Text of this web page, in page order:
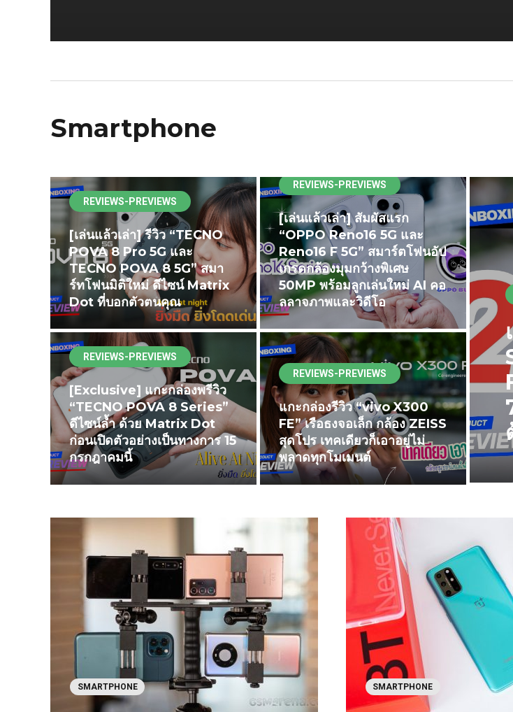
Smartphone
REVIEWS-PREVIEWS
[เล่นแล้วเล่า] รีวิว “TECNO
POVA 8 Pro 5G และ
TECNO POVA 8 5G” สมา
ร์ทโฟนมิติใหม่ ดีไซน์ Matrix
Dot ที่บอกตัวตนคุณ
REVIEWS-PREVIEWS
[Exclusive] แกะกล่องพรีวิว
“TECNO POVA 8 Series”
ดีไซน์ล้ำ ด้วย Matrix Dot
ก่อนเปิดตัวอย่างเป็นทางการ 15
กรกฎาคมนี้
REVIEWS-PREVIEWS
[เล่นแล้วเล่า] สัมผัสแรก
“OPPO Reno16 5G และ
Reno16 F 5G” สมาร์ตโฟนอัป
เกรดกล้องมุมกว้างพิเศษ
50MP พร้อมลูกเล่นใหม่ AI คอ
ลลาจภาพและวิดีโอ
REVIEWS-PREVIEWS
แกะกล่องรีวิว “vivo X300
FE” เรือธงจอเล็ก กล้อง ZEISS
สุดโปร เทคเดียวก็เอาอยู่ไม่
พลาดทุกโมเมนต์
SMARTPHONE SMARTPHONE